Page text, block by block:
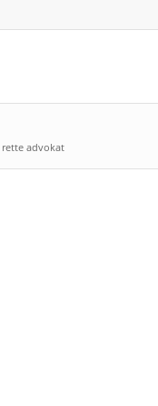
advokat